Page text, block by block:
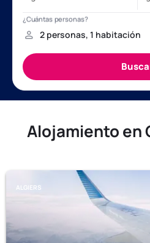
Alojamiento en
ALGIERS